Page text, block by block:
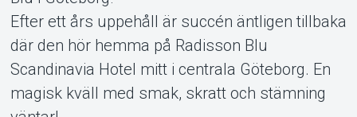
Efter ett års uppehåll är succén äntligen tillbaka
där den hör hemma på Radisson Blu
Scandinavia Hotel mitt i centrala Göteborg. En
magisk kväll med smak, skratt och stämning
väntar!